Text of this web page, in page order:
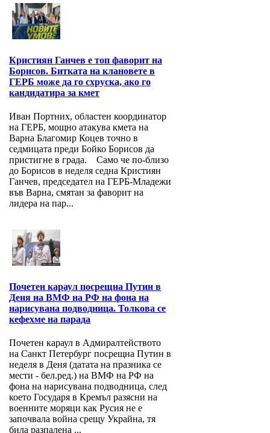
Кристиян Ганчев е топ фаворит на
Борисов. Битката на клановете в
ГЕРБ може да го схруска, ако го
кандидатира за кмет
Иван Портних, областен координатор
на ГЕРБ, мощно атакува кмета на
Варна Благомир Коцев точно в
седмицата преди Бойко Борисов да
пристигне в града. Само че по-близо
до Борисов в неделя седна Кристиян
Ганчев, председател на ГЕРБ-Младежи
във Варна, смятан за фаворит на
лидера на пар...
Почетен караул посрещна Путин в
Деня на ВМФ на РФ на фона на
нарисувана подводница. Толкова се
кефехме на парада
Почетен караул в Адмиралтейството
на Санкт Петербург посрещна Путин в
неделя в Деня (датата на празника се
мести - бел.ред.) на ВМФ на РФ на
фона на нарисувана подводница, след
което Государя в Кремъл разясни на
военните моряци как Русия не е
започвала война срещу Украйна, тя
била разпалена ...